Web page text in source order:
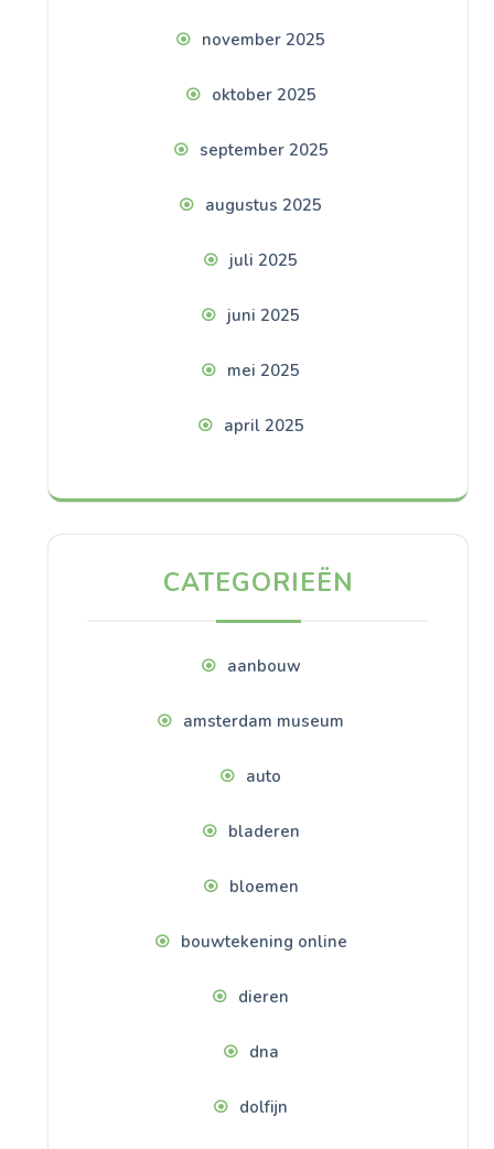
november 2025
oktober 2025
september 2025
augustus 2025
juli 2025
juni 2025
mei 2025
april 2025
CATEGORIEËN
aanbouw
amsterdam museum
auto
bladeren
bloemen
bouwtekening online
dieren
dna
dolfijn